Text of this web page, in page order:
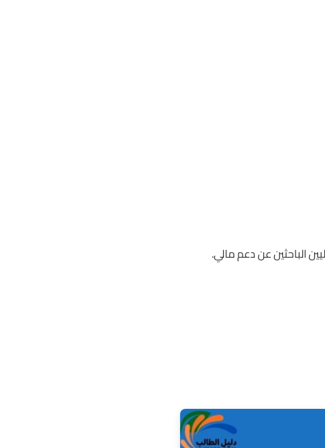
الباحثين عن دعم مالي.